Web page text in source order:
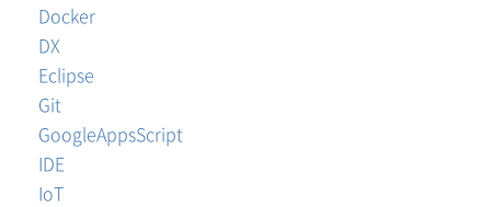
Docker
DX
Eclipse
Git
GoogleAppsScript
IDE
IoT